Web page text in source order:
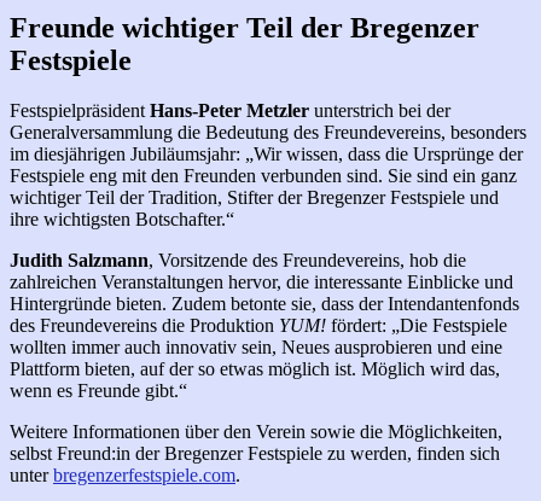
Freunde wichtiger Teil der Bregenzer
Festspiele
FestspielpräsidentHans-Peter Metzler unterstrich bei der
Generalversammlung die Bedeutung des Freundevereins, besonders
im diesjährigen Jubiläumsjahr: „Wir wissen, dass die Ursprünge der
Festspiele eng mit den Freunden verbunden sind. Sie sind ein ganz
wichtiger Teil der Tradition, Stifter der Bregenzer Festspiele und
ihre wichtigsten Botschafter.“
Judith Salzmann, Vorsitzende des Freundevereins, hob die
zahlreichen Veranstaltungen hervor, die interessante Einblicke und
Hintergründe bieten. Zudem betonte sie, dass der Intendantenfonds
des Freundevereins die Produktion YUM! fördert: „Die Festspiele
wollten immer auch innovativ sein, Neues ausprobieren und eine
Plattform bieten, auf der so etwas möglich ist. Möglich wird das,
wenn es Freunde gibt.“
Weitere Informationen über den Verein sowie die Möglichkeiten,
selbst Freund:in der Bregenzer Festspiele zu werden, finden sich
unterbregenzerfestspiele.com.